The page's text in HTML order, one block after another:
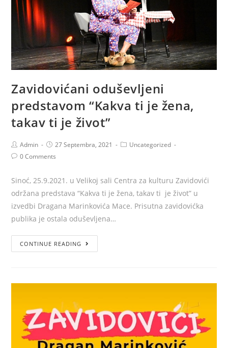
Zavidovićani oduševljeni
predstavom “Kakva ti je žena,
takav ti je život”
Admin 27 Septembra, 2021
Uncategorized
0 Comments
Sinoć, 25.9.2021. u Velikoj sali Centra za kulturu Zavidovići
održana predstava “Kakva ti je žena, takav ti je život” u
izvedbi Dragana Marinkovića Mace. Prisutna zavidovićka
publika je ostala oduševljena…
CONTINUE READING